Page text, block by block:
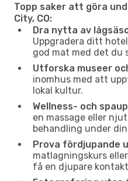
Topp saker att göra
City, CO:
Dra nytta av
Uppgradera ditt
god mat med det du
Utforska museer
inomhus med att
lokal kultur.
Wellness- och
en massage eller
behandling under
Prova fördjupande
matlagningskurs
få en djupare